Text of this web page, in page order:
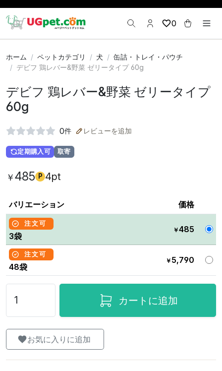
0
ホーム ペットカテゴリ 犬
缶詰・トレイ・パウチ
デビフ 鶏レバー&野菜 ゼリータイプ 60g
デビフ 鶏レバー&野菜 ゼリータイプ
60g
0件 レビューを追加
定期購入可 取寄
￥485 P 4pt
バリエーション 価格
注文可
3袋
￥485
注文可
48袋
￥ 5,790
カートに追加
お気に入りに追加